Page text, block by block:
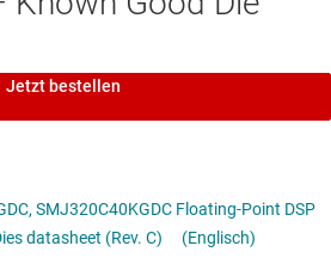
Jetzt bestellen
SMJ320C40KGDC Floating-Point DSP
datasheet (Rev. C)
(Englisch)